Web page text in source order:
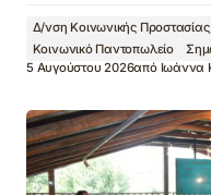
Δ/νση Κοινωνικής
Κοινωνικό Παντοπωλείο
5 Αυγούστου 2026από Ιωάννα